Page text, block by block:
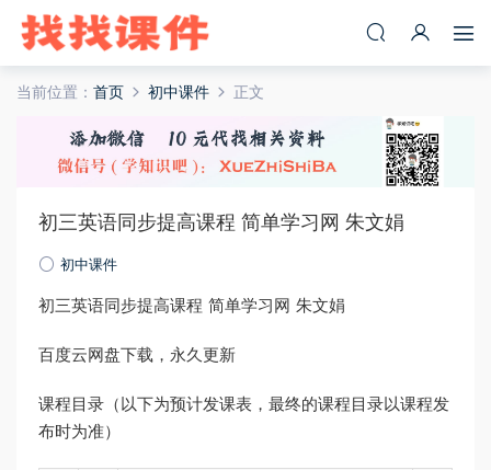
当前位置： 首页 初中课件 正文
初三英语同步提高课程 简单学习网 朱文娟
初中课件
初三英语同步提高课程 简单学习网 朱文娟
百度云网盘下载，永久更新
课程目录（以下为预计发课表，最终的课程目录以课程发
布时为准）